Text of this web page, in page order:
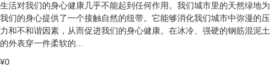
生活对我们的身心健康几乎不能起到任何作用。我们城市里的天然绿地为
我们的身心提供了一个接触自然的纽带。它能够消化我们城市中弥漫的压
力和不和谐因素，从而促进我们的身心健康。在冰冷、强硬的钢筋混泥土
的外表穿一件柔软的...
¥0